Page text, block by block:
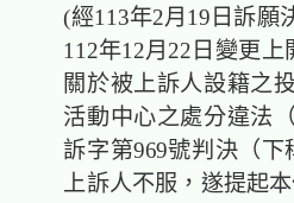
(經113年2月19日訴願
112年12月22日變更
關於被上訴人設籍之
活動中心之處分違法
訴字第969號判決（
上訴人不服，遂提起